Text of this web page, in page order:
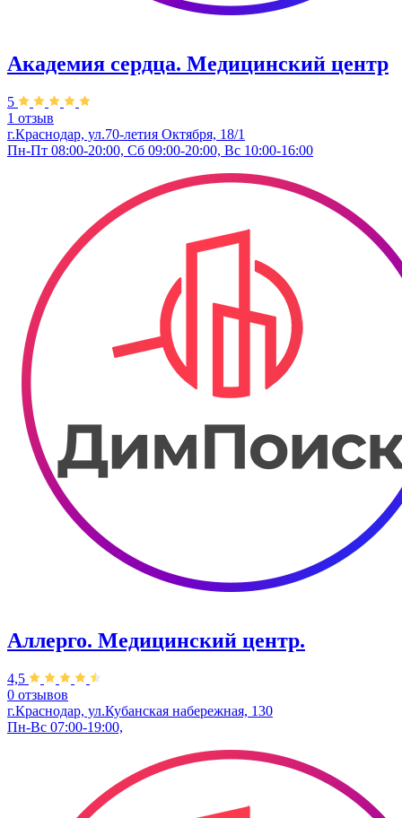
Академия сердца. Медицинский центр
5
1 отзыв
г.Краснодар, ул.70-летия Октября, 18/1
Пн-Пт 08:00-20:00, Сб 09:00-20:00, Вс 10:00-16:00
Аллерго. Медицинский центр.
4,5
0 отзывов
г.Краснодар, ул.​Кубанская набережная, 130
Пн-Вс 07:00-19:00,